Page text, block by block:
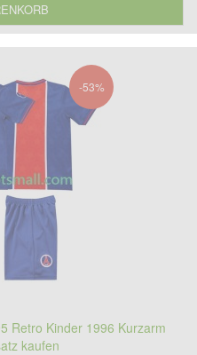
-53%
Retro Kinder 1996 Kurzarm
kaufen